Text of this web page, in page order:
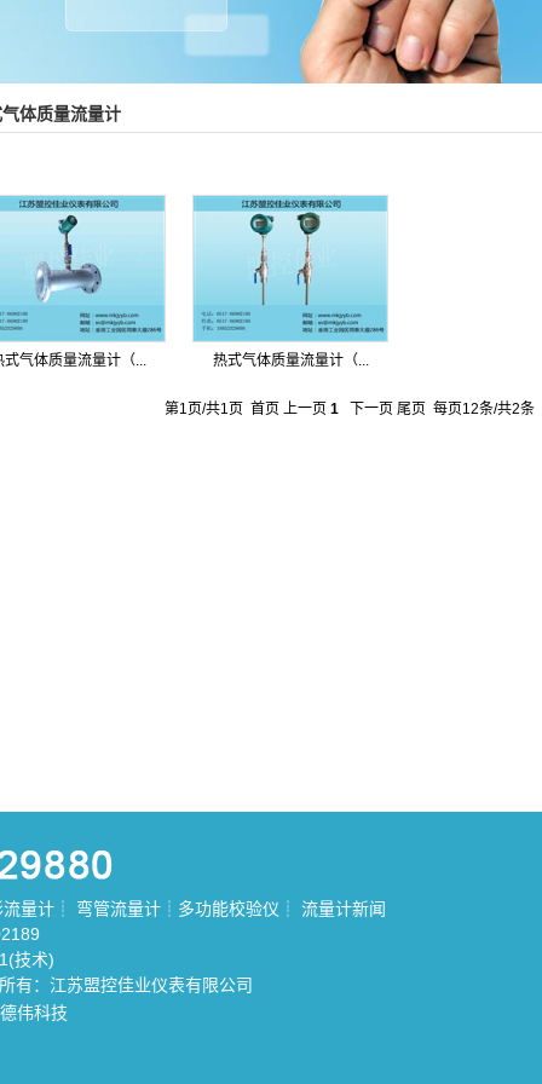
体质量流量计
式气体质量流量计（... 热式气体质量流量计（...
第1页/共1页 首页 上一页 1下一页 尾页 每页12条/共2条
流量计 ┊ 弯管流量计 ┊ 多功能校验仪 ┊ 流量计新闻
技术)
有：江苏盟控佳业仪表有限公司
伟科技